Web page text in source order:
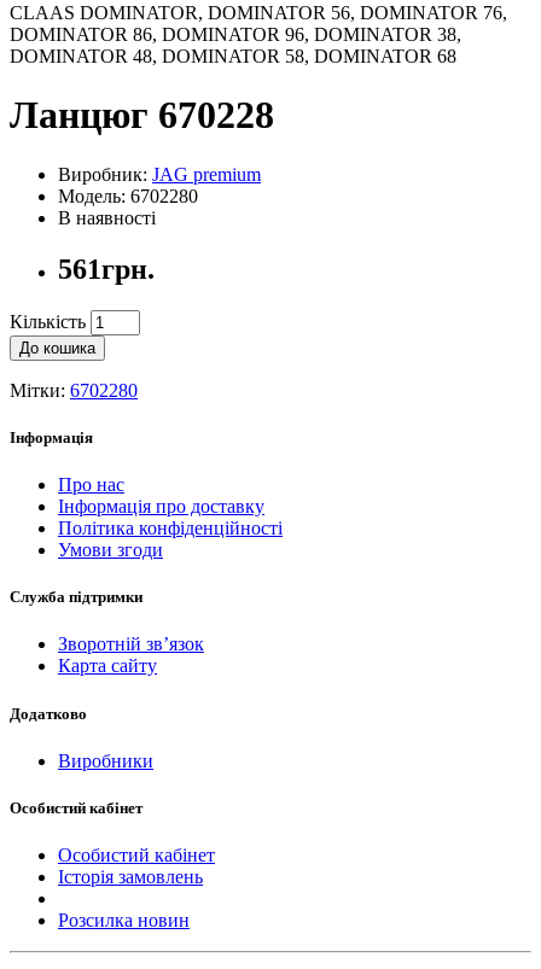
CLAAS DOMINATOR, DOMINATOR 56, DOMINATOR 76,
DOMINATOR 86, DOMINATOR 96, DOMINATOR 38,
DOMINATOR 48, DOMINATOR 58, DOMINATOR 68
Ланцюг 670228
Виробник: JAG premium
Модель: 6702280
В наявності
561грн.
Кількість
До кошика
Мітки: 6702280
Інформація
Про нас
Інформація про доставку
Політика конфіденційності
Умови згоди
Служба підтримки
Зворотній зв’язок
Карта сайту
Додатково
Виробники
Особистий кабінет
Особистий кабінет
Історія замовлень
Розсилка новин